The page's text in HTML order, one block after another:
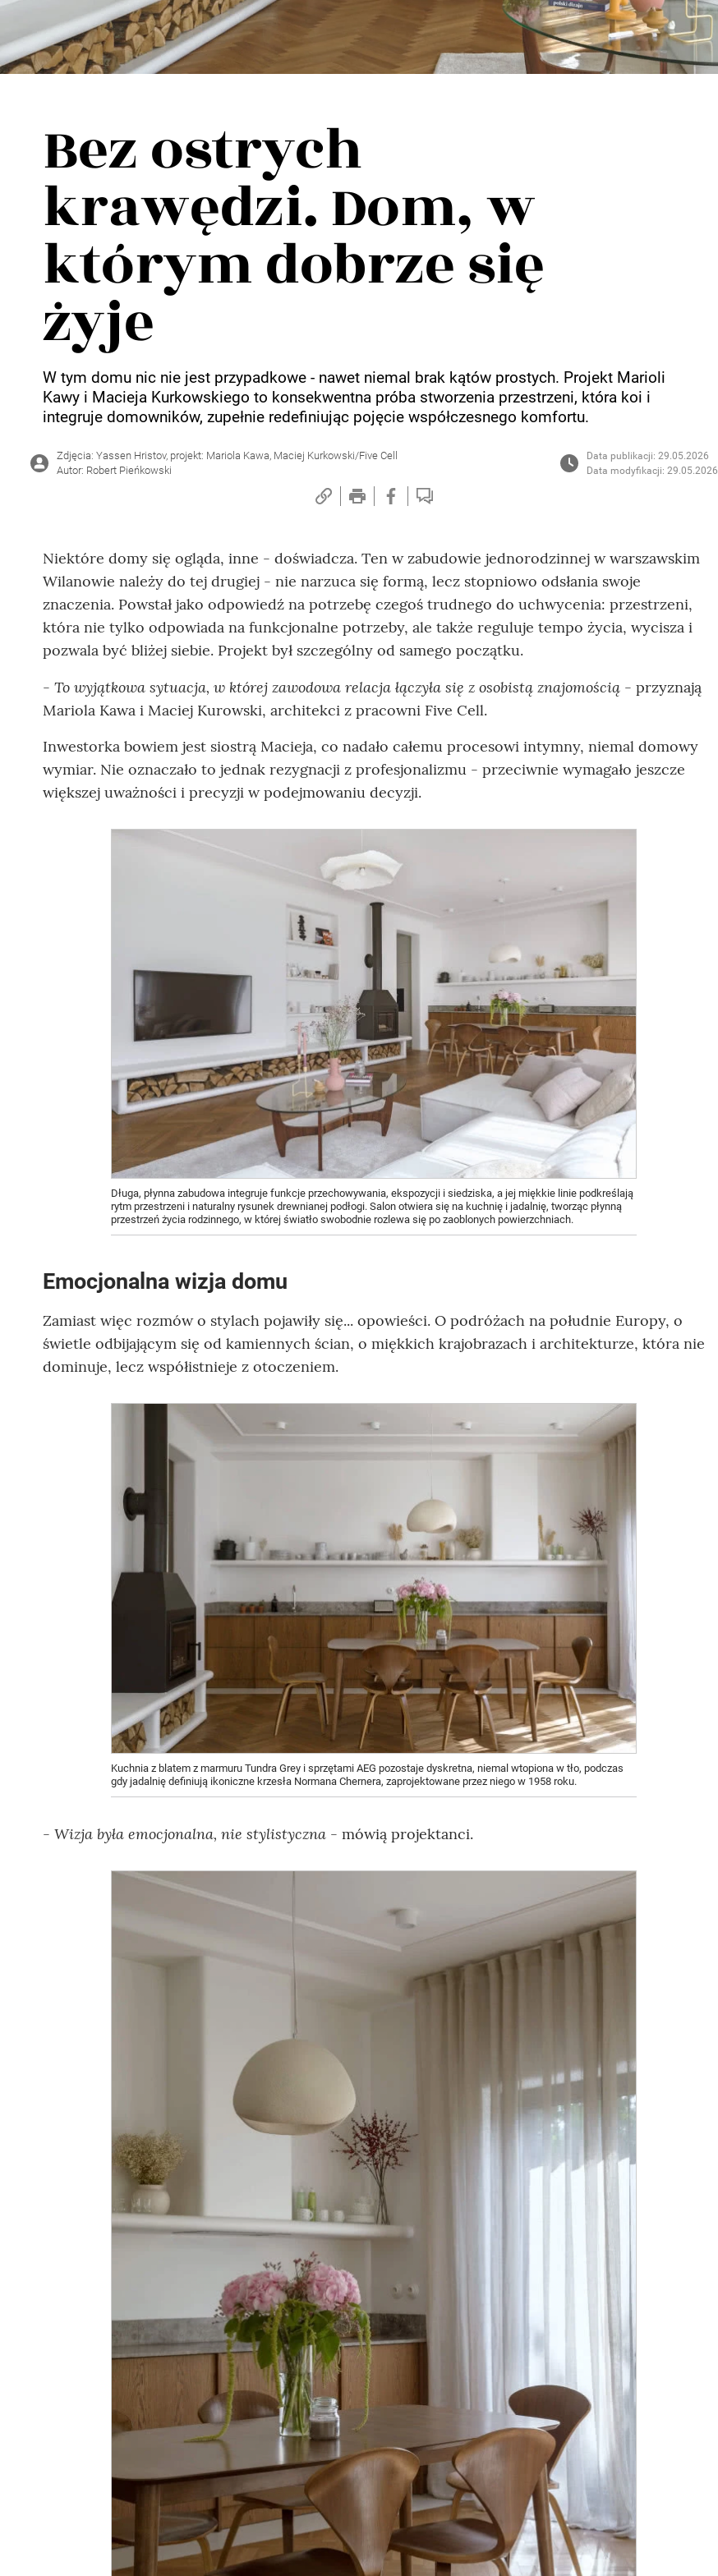
Wellnes
DIY
Bez ostrych
krawędzi. Dom, w
którym dobrze się
żyje
W tym domu nic nie jest przypadkowe - nawet niemal brak kątów prostych. Projekt Marioli
Kawy i Macieja Kurkowskiego to konsekwentna próba stworzenia przestrzeni, która koi i
integruje domowników, zupełnie redefiniując pojęcie współczesnego komfortu.
Zdjęcia: Yassen Hristov, projekt: Mariola Kawa, Maciej Kurkowski/Five Cell
Autor: Robert Pieńkowski
Data publikacji: 29.05.2026
Data modyfikacji: 29.05.2026
Niektóre domy się ogląda, inne - doświadcza. Ten w zabudowie jednorodzinnej w warszawskim
Wilanowie należy do tej drugiej - nie narzuca się formą, lecz stopniowo odsłania swoje
znaczenia. Powstał jako odpowiedź na potrzebę czegoś trudnego do uchwycenia: przestrzeni,
która nie tylko odpowiada na funkcjonalne potrzeby, ale także reguluje tempo życia, wycisza i
pozwala być bliżej siebie. Projekt był szczególny od samego początku.
- To wyjątkowa sytuacja, w której zawodowa relacja łączyła się z osobistą znajomością - przyznają
Mariola Kawa i Maciej Kurowski, architekci z pracowni Five Cell.
Inwestorka bowiem jest siostrą Macieja, co nadało całemu procesowi intymny, niemal domowy
wymiar. Nie oznaczało to jednak rezygnacji z profesjonalizmu - przeciwnie wymagało jeszcze
większej uważności i precyzji w podejmowaniu decyzji.
Długa, płynna zabudowa integruje funkcje przechowywania, ekspozycji i siedziska, a jej miękkie linie podkreślają
rytm przestrzeni i naturalny rysunek drewnianej podłogi. Salon otwiera się na kuchnię i jadalnię, tworząc płynną
przestrzeń życia rodzinnego, w której światło swobodnie rozlewa się po zaoblonych powierzchniach.
Emocjonalna wizja domu
Zamiast więc rozmów o stylach pojawiły się... opowieści. O podróżach na południe Europy, o
świetle odbijającym się od kamiennych ścian, o miękkich krajobrazach i architekturze, która nie
dominuje, lecz współistnieje z otoczeniem.
Kuchnia z blatem z marmuru Tundra Grey i sprzętami AEG pozostaje dyskretna, niemal wtopiona w tło, podczas
gdy jadalnię definiują ikoniczne krzesła Normana Chernera, zaprojektowane przez niego w 1958 roku.
- Wizja była emocjonalna, nie stylistyczna - mówią projektanci.